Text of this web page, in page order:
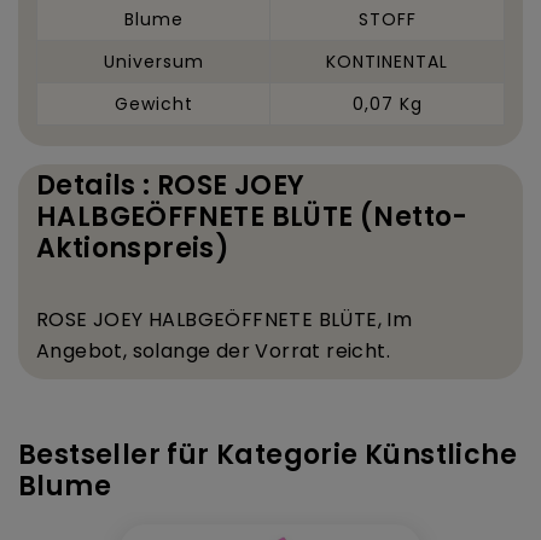
Blume
STOFF
Universum
KONTINENTAL
Gewicht
0,07 Kg
Details : ROSE JOEY
HALBGEÖFFNETE BLÜTE (Netto-
Aktionspreis)
ROSE JOEY HALBGEÖFFNETE BLÜTE, Im
Angebot, solange der Vorrat reicht.
Bestseller für Kategorie Künstliche
Blume